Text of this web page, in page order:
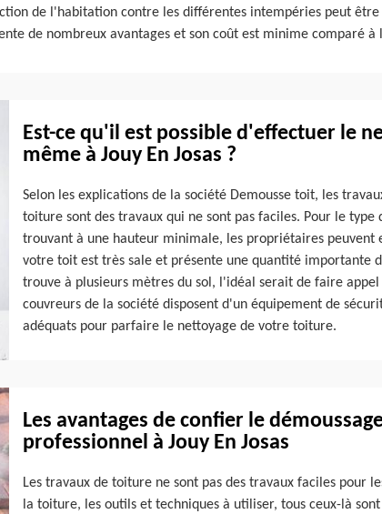
de l'habitation contre les différentes intempéries peut
de nombreux avantages et son coût est minime comparé
Est-ce qu'il est possible d'effectuer le
même à Jouy En Josas ?
Selon les explications de la société Demousse toit, les
toiture sont des travaux qui ne sont pas faciles. Pour le
trouvant à une hauteur minimale, les propriétaires peuvent
votre toit est très sale et présente une quantité importante
trouve à plusieurs mètres du sol, l'idéal serait de faire appel
couvreurs de la société disposent d'un équipement de
adéquats pour parfaire le nettoyage de votre toiture.
Les avantages de confier le
professionnel à Jouy En Josas
Les travaux de toiture ne sont pas des travaux faciles pour
la toiture, les outils et techniques à utiliser, tous ceux-là